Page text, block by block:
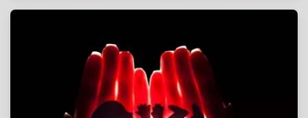
предложенную ему тему декламировал под
инструмента стихотворение, сложенное им
тут же, без всякой подготовки - ex improviso,
не делая и не имея перед собой никаких
письменных заметок.